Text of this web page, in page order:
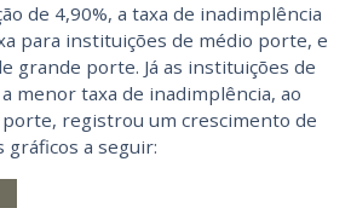
de 4,90%, a taxa de inadimplência
para instituições de médio porte, e
grande porte. Já as instituições de
menor taxa de inadimplência, ao
registrou um crescimento de
gráficos a seguir: